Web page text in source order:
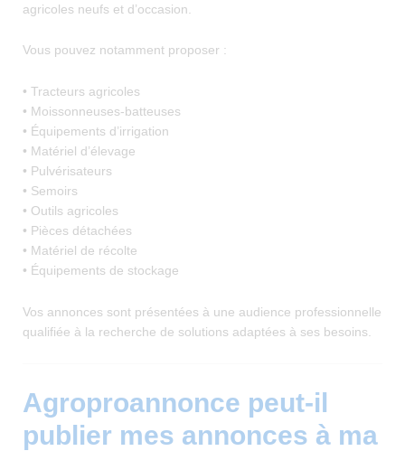
agricoles neufs et d’occasion.
Vous pouvez notamment proposer :
• Tracteurs agricoles
• Moissonneuses-batteuses
• Équipements d’irrigation
• Matériel d’élevage
• Pulvérisateurs
• Semoirs
• Outils agricoles
• Pièces détachées
• Matériel de récolte
• Équipements de stockage
Vos annonces sont présentées à une audience professionnelle
qualifiée à la recherche de solutions adaptées à ses besoins.
Agroproannonce peut-il
publier mes annonces à ma